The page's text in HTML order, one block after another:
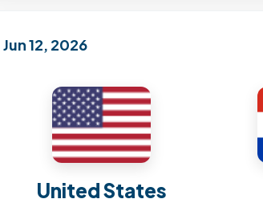
Jun 12, 2026
United States